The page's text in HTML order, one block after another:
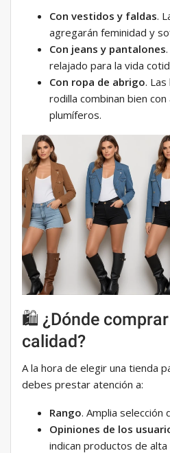
Con vestidos y faldas.
agregarán feminidad y
Con jeans y pantalones
relajado para la vida
Con ropa de abrigo.
rodilla combinan bien
plumíferos.
🛍️ ¿Dónde
calidad?
A la hora de elegir una tienda
debes prestar atención a:
Rango. Amplia selección
Opiniones de los
indican productos de alta